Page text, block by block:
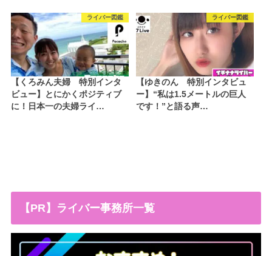
ライバー図鑑
【くろみん夫婦 特別インタ
ビュー】とにかくポジティブ
に！日本一の夫婦ライ…
ライバー図鑑
【ゆきのん 特別インタビュ
ー】“私は1.5メートルの巨人
です！”と語る声…
【PR】ライバー事務所一覧